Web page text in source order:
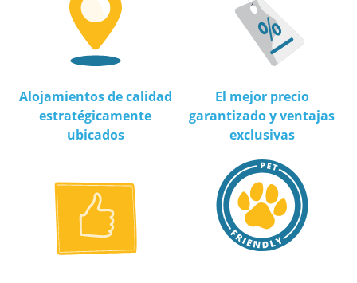
Alojamientos de calidad
estratégicamente
ubicados
El mejor precio
garantizado y ventajas
exclusivas